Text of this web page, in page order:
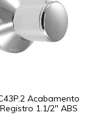
Acabamento
1.1/2" ABS